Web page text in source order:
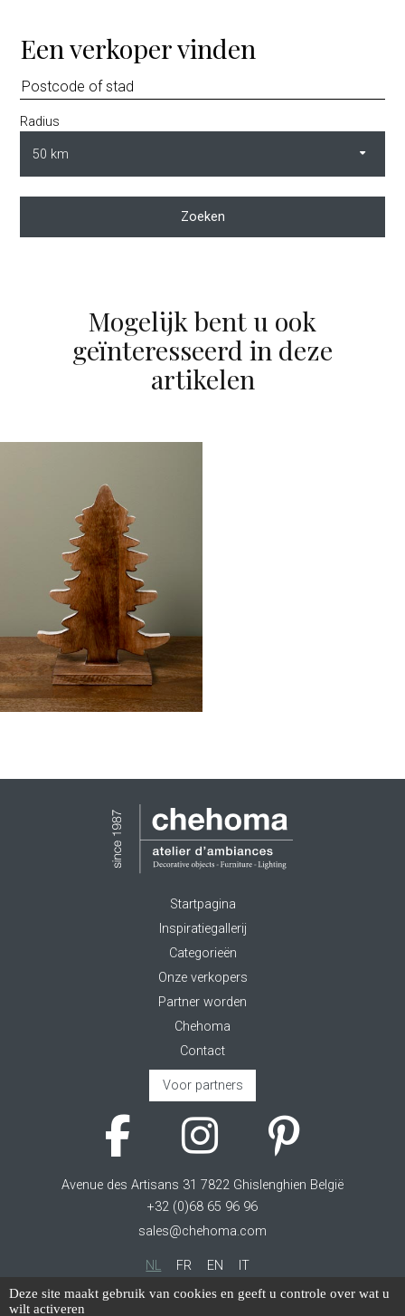
Een verkoper vinden
Radius
Zoeken
Mogelijk bent u ook
geïnteresseerd in deze
artikelen
Startpagina
Inspiratiegallerij
Categorieën
Onze verkopers
Partner worden
Chehoma
Contact
Voor partners
Avenue des Artisans 31 7822 Ghislenghien België
+32 (0)68 65 96 96
sales@chehoma.com
NL FR EN IT
Cookie management
Deze site maakt gebruik van cookies en geeft u controle over wat u
wilt activeren